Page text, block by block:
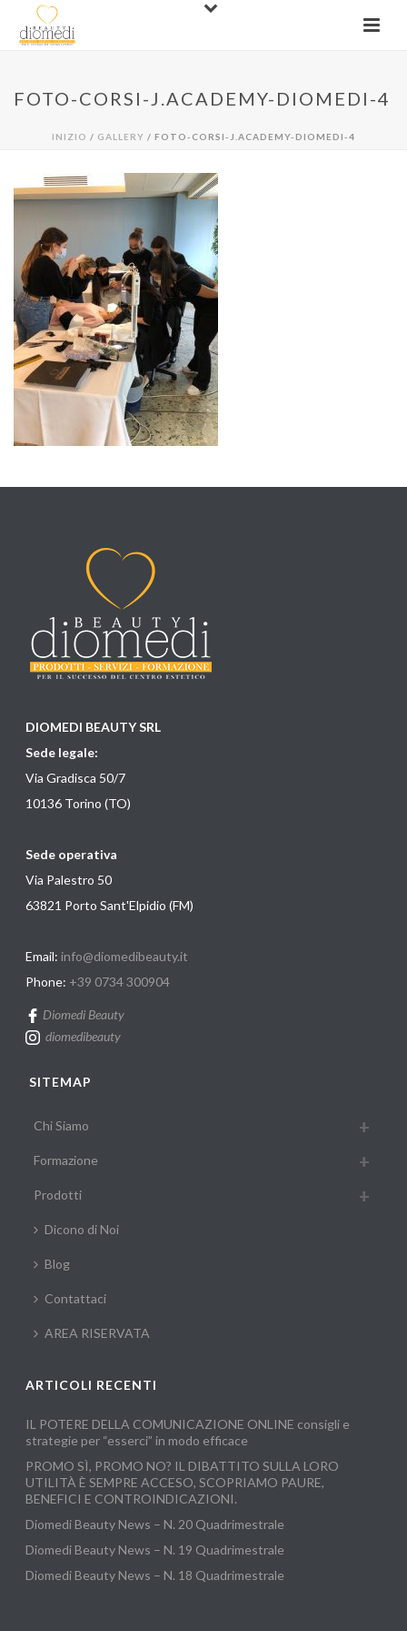
FOTO-CORSI-J.ACADEMY-DIOMEDI-4
INIZIO / GALLERY / FOTO-CORSI-J.ACADEMY-DIOMEDI-4
DIOMEDI BEAUTY SRL
Sede legale:
Via Gradisca 50/7
10136 Torino (TO)
Sede operativa
Via Palestro 50
63821 Porto Sant'Elpidio (FM)
Email: info@diomedibeauty.it
Phone: +39 0734 300904
Diomedi Beauty
diomedibeauty
SITEMAP
Chi Siamo
Formazione
Prodotti
Dicono di Noi
Blog
Contattaci
AREA RISERVATA
ARTICOLI RECENTI
IL POTERE DELLA COMUNICAZIONE ONLINE consigli e
strategie per “esserci” in modo efficace
PROMO SÌ, PROMO NO? IL DIBATTITO SULLA LORO
UTILITÀ È SEMPRE ACCESO, SCOPRIAMO PAURE,
BENEFICI E CONTROINDICAZIONI.
Diomedi Beauty News – N. 20 Quadrimestrale
Diomedi Beauty News – N. 19 Quadrimestrale
Diomedi Beauty News – N. 18 Quadrimestrale